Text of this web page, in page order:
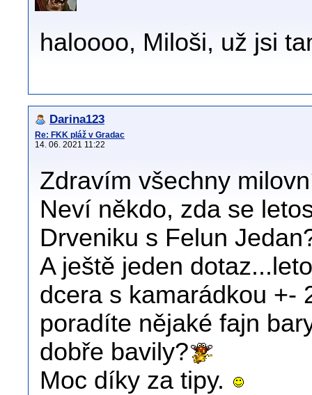
haloooo, Miloši, už jsi
Darina123
Re: FKK pláž v Gradac
14. 06. 2021 11:22
Zdravím všechny
Neví někdo, zda se
Drveniku s Felun
A ještě jeden
dcera s kamarádkou +-
poradíte nějaké fajn
dobře bavily?
Moc díky za tipy.